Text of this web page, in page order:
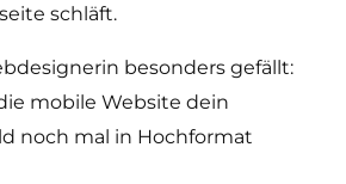
schläft.
besonders gefällt:
mobile Website dein
noch mal in Hochformat